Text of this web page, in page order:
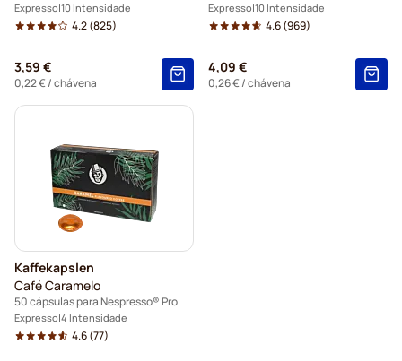
Expresso 10 Intensidade
4.2(825)
3,59 €
0,22 €/ chávena
Expresso 10 Intensidade
4.6(969)
4,09 €
0,26 €/ chávena
Kaffekapslen
Café Caramelo
50 cápsulas para Nespresso® Pro
Expresso 4 Intensidade
4.6(77)